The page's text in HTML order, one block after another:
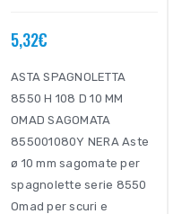
5,32€
ASTA SPAGNOLETTA
8550 H 108 D 10 MM
OMAD SAGOMATA
855001080Y NERA Aste
ø 10 mm sagomate per
spagnolette serie 8550
Omad per scuri e